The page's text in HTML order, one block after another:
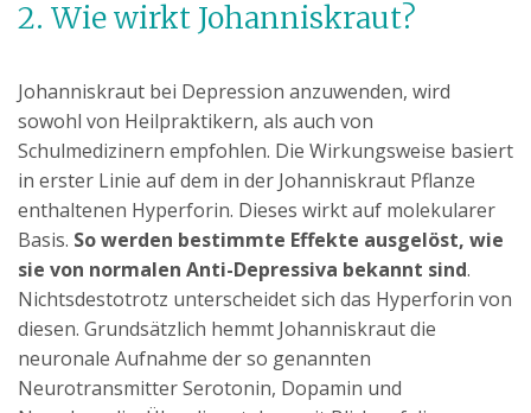
2. Wie wirkt Johanniskraut?
Johanniskraut bei Depression anzuwenden, wird
sowohl von Heilpraktikern, als auch von
Schulmedizinern empfohlen. Die Wirkungsweise basiert
in erster Linie auf dem in der Johanniskraut Pflanze
enthaltenen Hyperforin. Dieses wirkt auf molekularer
Basis. So werden bestimmte Effekte ausgelöst, wie
sie von normalen Anti-Depressiva bekannt sind.
Nichtsdestotrotz unterscheidet sich das Hyperforin von
diesen. Grundsätzlich hemmt Johanniskraut die
neuronale Aufnahme der so genannten
Neurotransmitter Serotonin, Dopamin und